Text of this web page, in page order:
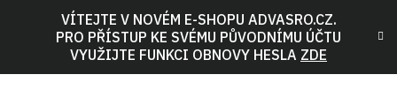
VÍTEJTE V NOVÉM E-SHOPU ADVASRO.CZ.
PRO PŘÍSTUP KE SVÉMU PŮVODNÍMU ÚČTU
VYUŽIJTE FUNKCI OBNOVY HESLA ZDE